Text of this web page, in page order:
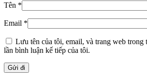
Tên *
Email *
Lưu tên của tôi, email, và trang web trong
lần bình luận kế tiếp của tôi.